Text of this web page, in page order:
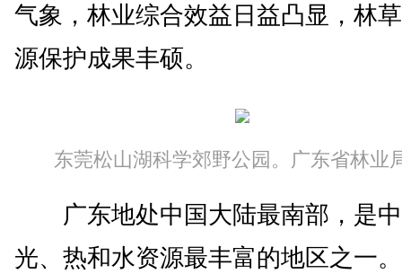
气象，林业综合效益日益凸显，林
源保护成果丰硕。
东莞松山湖科学郊野公园。广东省林业
广东地处中国大陆最南部，是
光、热和水资源最丰富的地区之一